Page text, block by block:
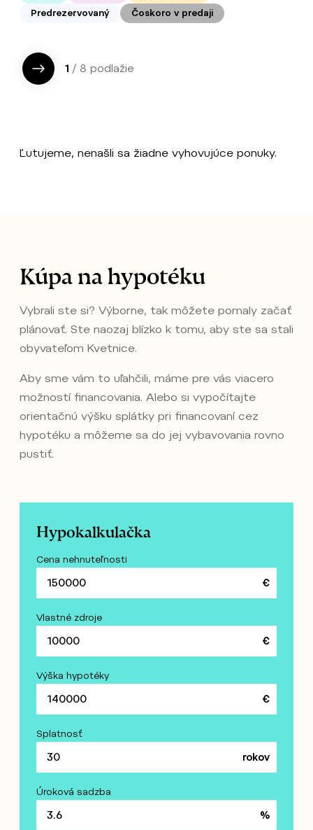
Predrezervovaný
Čoskoro v predaji
1 / 8 podlažie
Ľutujeme, nenašli sa žiadne vyhovujúce ponuky.
Kúpa na hypotéku
Vybrali ste si? Výborne, tak môžete pomaly začať
plánovať. Ste naozaj blízko k tomu, aby ste sa stali
obyvateľom Kvetnice.
Aby sme vám to uľahčili, máme pre vás viacero
možností financovania. Alebo si vypočítajte
orientačnú výšku splátky pri financovaní cez
hypotéku a môžeme sa do jej vybavovania rovno
pustiť.
Hypokalkulačka
Cena nehnuteľnosti
Vlastné zdroje
Výška hypotéky
Splatnosť
Úroková sadzba